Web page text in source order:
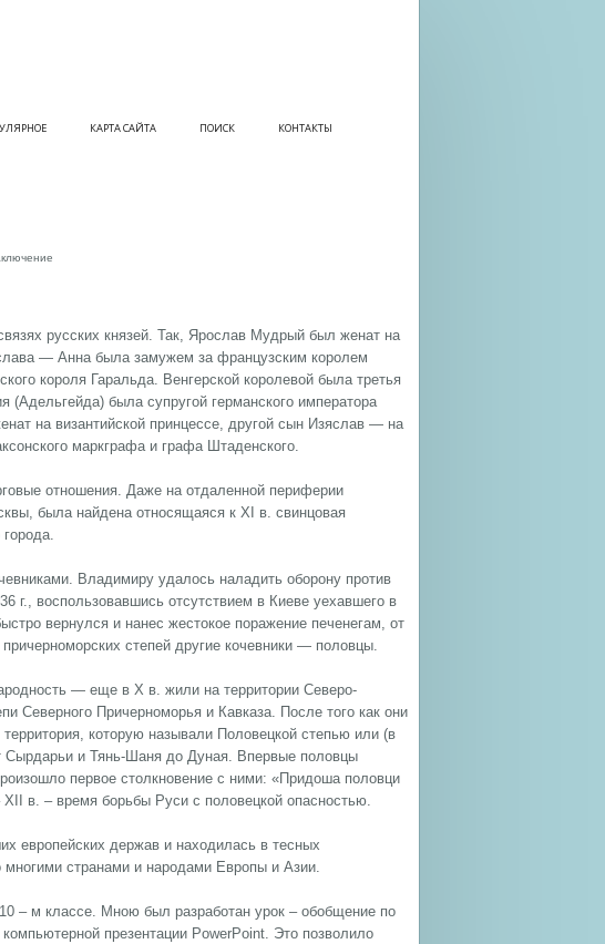
КАРТА САЙТА ПОИСК КОНТАКТЫ
русских князей. Так, Ярослав Мудрый был женат на
— Анна была замужем за французским королем
короля Гаральда. Венгерской королевой была третья
была супругой германского императора
на византийской принцессе, другой сын Изяслав — на
маркграфа и графа Штаденского.
отношения. Даже на отдаленной периферии
была найдена относящаяся к XI в. свинцовая
Владимиру удалось наладить оборону против
г., воспользовавшись отсутствием в Киеве уехавшего в
вернулся и нанес жестокое поражение печенегам, от
степей другие кочевники — половцы.
— еще в X в. жили на территории Северо-
Северного Причерноморья и Кавказа. После того как они
которую называли Половецкой степью или (в
Сырдарьи и Тянь-Шаня до Дуная. Впервые половцы
первое столкновение с ними: «Придоша половци
в. – время борьбы Руси с половецкой опасностью.
европейских держав и находилась в тесных
многими странами и народами Европы и Азии.
– м классе. Мною был разработан урок – обобщение по
презентации PowerPoint. Это позволило